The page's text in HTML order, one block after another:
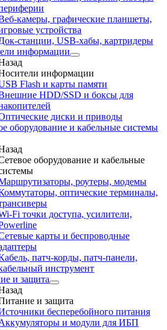
камеры, графические планшеты,
устройства
станции, USB-хабы, картридеры
информации
информации
Flash и карты памяти
HDD/SSD и боксы для
диски и приводы
оборудование и кабельные системы
оборудование и кабельные
роутеры, модемы
оптические терминалы,
Fi точки доступа, усилители,
карты и беспроводные
патч-корды, патч-панели,
инструмент
и защита
и защита
бесперебойного питания
и модули для ИБП